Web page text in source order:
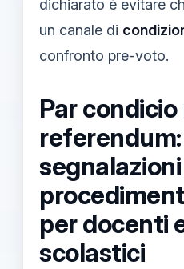
dichiarato è evitare
un canale di
confronto pre-voto.
Par condicio
referendum:
per docenti
scolastici